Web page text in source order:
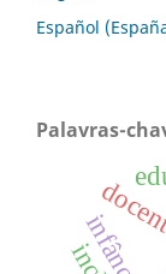
Español
Palavras-
infância